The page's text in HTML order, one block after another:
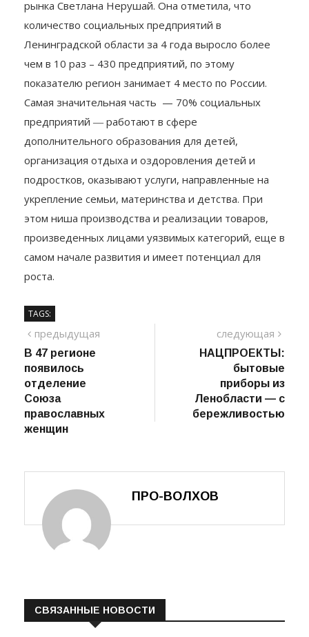
малого, среднего бизнеса и потребительского
рынка Светлана Нерушай. Она отметила, что
количество социальных предприятий в
Ленинградской области за 4 года выросло более
чем в 10 раз – 430 предприятий, по этому
показателю регион занимает 4 место по России.
Самая значительная часть — 70% социальных
предприятий ― работают в сфере
дополнительного образования для детей,
организация отдыха и оздоровления детей и
подростков, оказывают услуги, направленные на
укрепление семьи, материнства и детства. При
этом ниша производства и реализации товаров,
произведенных лицами уязвимых категорий, еще в
самом начале развития и имеет потенциал для
роста.
TAGS:
Навигация
по
записям
предыдущая
В 47 регионе
появилось
отделение
Союза
следующая
пост
НАЦПРОЕКТЫ:
бытовые
приборы из
ПРО-ВОЛХОВ